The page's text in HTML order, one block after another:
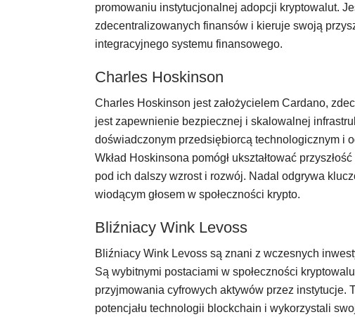
promowaniu instytucjonalnej adopcji kryptowalut.
zdecentralizowanych finansów i kieruje swoją
integracyjnego systemu finansowego.
Charles Hoskinson
Charles Hoskinson jest założycielem Cardano,
jest zapewnienie bezpiecznej i skalowalnej
doświadczonym przedsiębiorcą technologicznym i
Wkład Hoskinsona pomógł ukształtować
pod ich dalszy wzrost i rozwój. Nadal odgrywa
wiodącym głosem w społeczności krypto.
Bliźniacy Wink Levoss
Bliźniacy Wink Levoss są znani z wczesnych
Są wybitnymi postaciami w społeczności
przyjmowania cyfrowych aktywów przez
potencjału technologii blockchain i wykorzystali